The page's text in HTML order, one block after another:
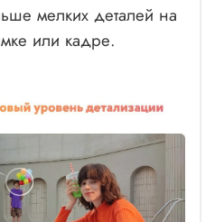
мелких деталей на
или кадре.